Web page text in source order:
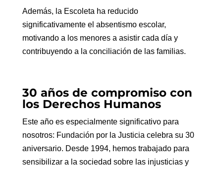
Además, la Escoleta ha reducido
significativamente el absentismo escolar,
motivando a los menores a asistir cada día y
contribuyendo a la conciliación de las familias.
30 años de compromiso con
los Derechos Humanos
Este año es especialmente significativo para
nosotros: Fundación por la Justicia celebra su 30
aniversario. Desde 1994, hemos trabajado para
sensibilizar a la sociedad sobre las injusticias y